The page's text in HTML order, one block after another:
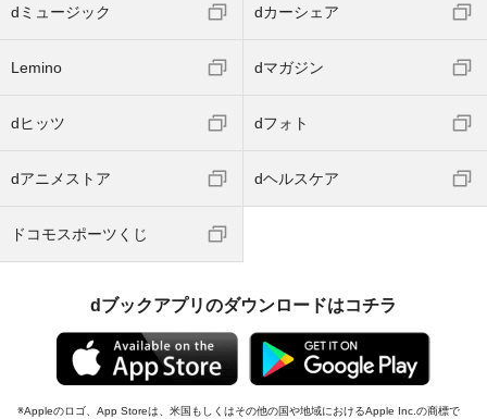
dミュージック dカーシェア
Lemino dマガジン
dヒッツ dフォト
dアニメストア dヘルスケア
ドコモスポーツくじ
dブックアプリのダウンロードはコチラ
Appleのロゴ、App Storeは、米国もしくはその他の国や地域におけるApple Inc.の商標で